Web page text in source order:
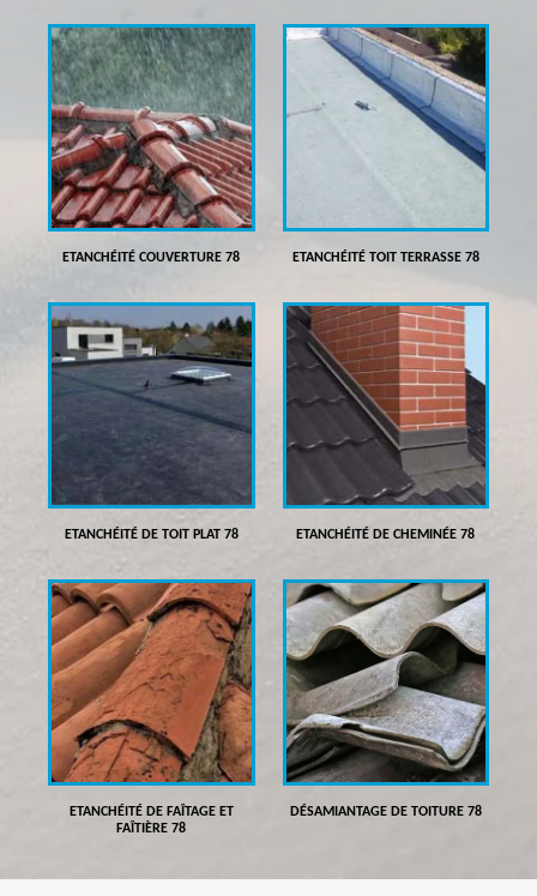
ETANCHÉITÉ COUVERTURE 78 ETANCHÉITÉ TOIT TERRASSE 78
ETANCHÉITÉ DE TOIT PLAT 78 ETANCHÉITÉ DE CHEMINÉE 78
ETANCHÉITÉ DE FAÎTAGE ET
FAÎTIÈRE 78
DÉSAMIANTAGE DE TOITURE 78